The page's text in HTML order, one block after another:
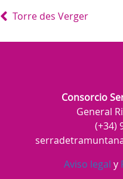
Torre des Verger
Consorcio
General
(+34)
Aviso legal y